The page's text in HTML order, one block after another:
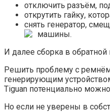
отключить разъём,
открутить гайку,
снять генератор,
машины.
И далее сборка в обратной
Решить проблему с
генерирующим
Tiguan потенциально
Но если не уверены в